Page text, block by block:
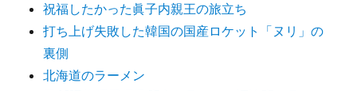
祝福したかった眞子内親王の旅立ち
打ち上げ失敗した韓国の国産ロケット「ヌリ」の
裏側
北海道のラーメン